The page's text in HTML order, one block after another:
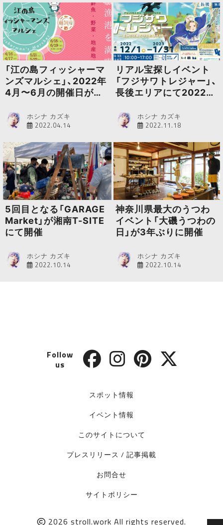
「江の島フィッシャーマ
ンズマルシェ」、2022年
4月〜6月の開催日が決
ホシナ カズキ
2022.04.14
リアル宝探しイベント
「フジサワトレジャー」、
長後エリアにて2022年
ホシナ カズキ
2022.11.18
5回目となる「GARAGE
Market」が湘南T-SITE
にて開催
ホシナ カズキ
2022.10.14
神奈川県最大のうつわ
イベント「大磯うつわの
日」が3年ぶりに開催
ホシナ カズキ
2022.10.14
Follow
us
スポット情報
イベント情報
このサイトについて
プレスリリース / 記事掲載
お問合せ
サイトポリシー
2026 stroll.work All rights reserved.